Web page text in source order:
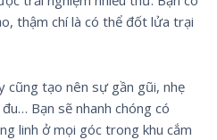
thậm chí là có thể đốt lửa trại
tạo nên sự gần gũi, nhẹ
Bạn sẽ nhanh chóng có
linh ở mọi góc trong khu cắm